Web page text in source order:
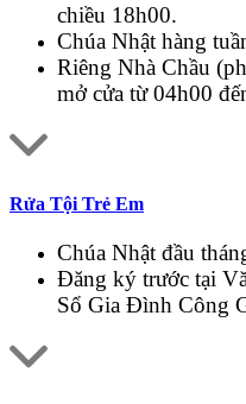
chiều 18h00.
Chúa Nhật hàng
Riêng Nhà Chầu
mở cửa từ 04h00
Rửa Tội Trẻ Em
Chúa Nhật đầu
Đăng ký trước tại
Sổ Gia Đình Công